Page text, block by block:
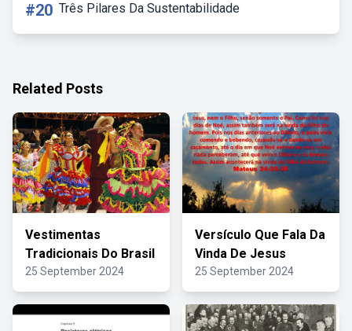
#20 Três Pilares Da Sustentabilidade
Related Posts
Vestimentas
Tradicionais Do Brasil
25 September 2024
Versículo Que Fala Da
Vinda De Jesus
25 September 2024